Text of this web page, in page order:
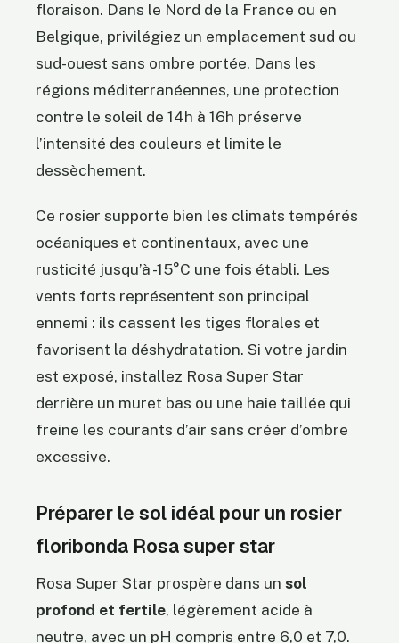
floraison. Dans le Nord de la France ou en
Belgique, privilégiez un emplacement sud ou
sud-ouest sans ombre portée. Dans les
régions méditerranéennes, une protection
contre le soleil de 14h à 16h préserve
l’intensité des couleurs et limite le
dessèchement.
Ce rosier supporte bien les climats tempérés
océaniques et continentaux, avec une
rusticité jusqu’à -15°C une fois établi. Les
vents forts représentent son principal
ennemi : ils cassent les tiges florales et
favorisent la déshydratation. Si votre jardin
est exposé, installez Rosa Super Star
derrière un muret bas ou une haie taillée qui
freine les courants d’air sans créer d’ombre
excessive.
Préparer le sol idéal pour un rosier
floribonda Rosa super star
Rosa Super Star prospère dans un sol
profond et fertile, légèrement acide à
neutre, avec un pH compris entre 6,0 et 7,0.